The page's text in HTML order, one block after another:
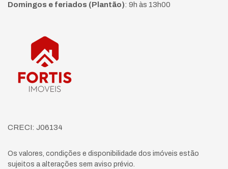
Domingos e feriados (Plantão): 9h às 13h00
Página inicial
CRECI: J06134
Os valores, condições e disponibilidade dos imóveis estão
sujeitos a alterações sem aviso prévio.